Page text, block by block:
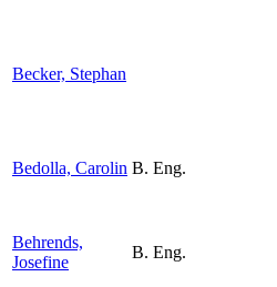
Becker, Stephan
Bedolla, Carolin B. Eng.
Behrends,
Josefine
B. Eng.